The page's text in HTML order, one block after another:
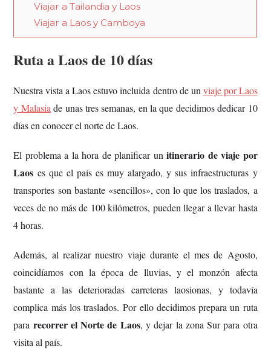
Viajar a Tailandia y Laos
Viajar a Laos y Camboya
Ruta a Laos de 10 días
Nuestra vista a Laos estuvo incluida dentro de un viaje por Laos
y Malasia de unas tres semanas, en la que decidimos dedicar 10
días en conocer el norte de Laos.
El problema a la hora de planificar unitinerario de viaje por
Laos es que el país es muy alargado, y sus infraestructuras y
transportes son bastante «sencillos», con lo que los traslados, a
veces de no más de 100 kilómetros, pueden llegar a llevar hasta
4 horas.
Además, al realizar nuestro viaje durante el mes de Agosto,
coincidíamos con la época de lluvias, y el monzón afecta
bastante a las deterioradas carreteras laosionas, y todavía
complica más los traslados.Por ello decidimos prepara un ruta
para recorrer el Norte de Laos, y dejar la zona Sur para otra
visita al país.